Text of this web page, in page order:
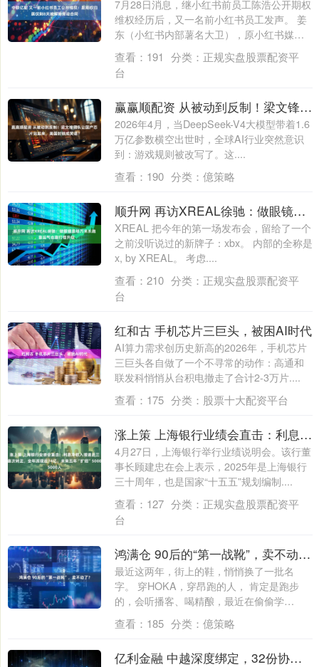
7月28日消息，继小红书前员工陈浩公开期权
维权经历后，又一名前小红书员工发声。 姜
东（小红书内部薯名大卫），原小红书媒
体....
查看： 191 分类： 正规实盘股票配资平
台
赢赢顺配资 从被动到反制！梁文锋团队让国产芯片站起来，美国封锁成笑话？
2026年4月，当DeepSeek-V4大模型带着1.6
万亿参数横空出世时，全球AI行业突然意识
到：游戏规则被改写了。这....
查看： 190 分类： 億策略
顺升网 再访XREAL徐驰：做眼镜是场万米长跑，靠运气也靠打怪升级
XREAL 把今年的第一场发布会，留给了一个
之前没听说过的新牌子：xbx。 内部的全称是
x, by XREAL。 考虑....
查看： 210 分类： 正规实盘股票配资平
台
红和古 手机芯片三巨头，被困AI时代
AI算力需求创历史新高的2026年，手机芯片
三巨头各自做了一个不寻常的动作：高通和
联发科悄悄从台积电撤走了合计2-3万片....
查看： 175 分类： 股票十大配资平台
涨上策 上海银行业绩会直击：利息净收入增速近三年首次转正，全年派现近74亿，未来五年“扩招”5000人
4月27日，上海银行举行业绩说明会。该行董
事长顾建忠在会上表示，2025年是上海银行
三十周年，也是国家“十五五”规划编制....
查看： 127 分类： 正规实盘股票配资平
台
鸿满仓 90后的“第一战靴”，卖不动了？
最近这两年，街上的鞋，悄悄换了一批名
字。 穿HOKA，穿昂跑的人， 肯定是跑步
的，会听播客、喝精酿，最近在偷偷学
vibe....
查看： 185 分类： 億策略
亿利金融 中越深度绑定，32份协议重磅落地！越南终于认清，不再做墙头草？